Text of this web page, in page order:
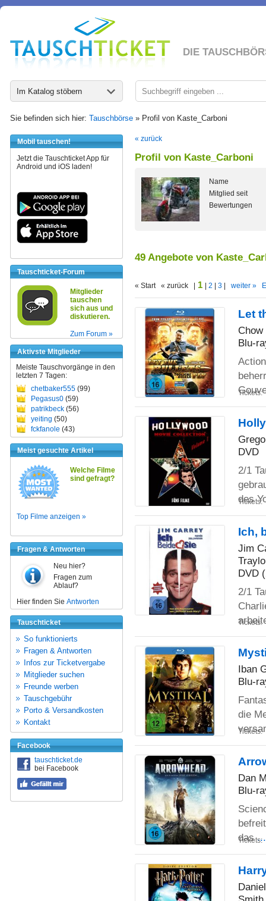
DIE
Im Katalog stöbern
Sie befinden sich hier: Tauschbörse » Profil von Kaste_Carboni
Mobil tauschen!
Jetzt die Tauschticket App für
Android und iOS laden!
Tauschticket-Forum
Mitglieder
tauschen
sich aus und
diskutieren.
Zum Forum »
Aktivste Mitglieder
Meiste Tauschvorgänge in den
letzten 7 Tagen:
chetbaker555 (99)
Pegasus0 (59)
patrikbeck (56)
yeiting (50)
fckfanole (43)
Meist gesuchte Artikel
Welche Filme
sind gefragt?
Top Filme anzeigen »
Fragen & Antworten
Neu hier?
Fragen zum
Ablauf?
Hier finden Sie Antworten
Tauschticket
So funktionierts
Fragen & Antworten
Infos zur Ticketvergabe
Mitglieder suchen
Freunde werben
Tauschgebühr
Porto & Versandkosten
Kontakt
Facebook
tauschticket.de
bei Facebook
« zurück
Profil von Kaste_Carboni
Name
Mitglied seit
Bewertungen
49 Angebote von
« Start « zurück | 1 | 2 | 3 | weiter »
Let
Blu-
Tickets:
DVD
2/1
des
Tickets:
Ich,
Jim
DVD
2/1
Tickets:
Iban
Blu-
die
Tickets:
Dan
Blu-
das
Tickets: